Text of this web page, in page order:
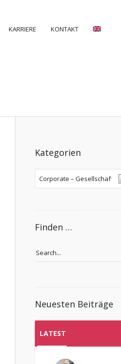
KARRIERE KONTAKT
Kategorien
Finden …
Neuesten Beiträge
LATEST